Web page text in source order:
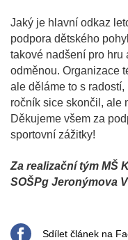
Jaký je hlavní odkaz
podpora dětského
takové nadšení pro hru
odměnou. Organizace
ale děláme to s
ročník sice skončil, ale
Děkujeme všem za
sportovní zážitky!
Za realizační tým MŠ
SOŠPg Jeronýmova
Sdílet článek na